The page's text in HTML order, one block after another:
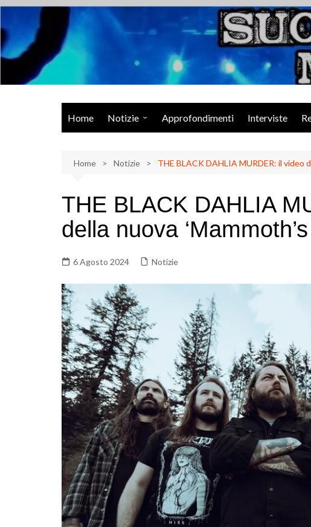
Salta
contenuto
Musica Rock, Metal, Punk e varie sonorità alternative
Home Notizie
Eventi
Libri
Approfondimenti Interviste
Home Notizie THE BLACK DAHLIA MURDER: il video
THE BLACK DAHLIA
della nuova
6 Agosto 2024 Notizie